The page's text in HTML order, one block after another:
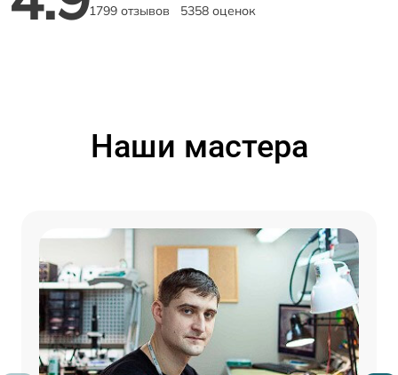
1799 отзывов 5358 оценок
Наши мастера